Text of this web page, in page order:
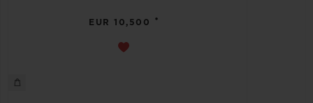
EUR 10,500 •